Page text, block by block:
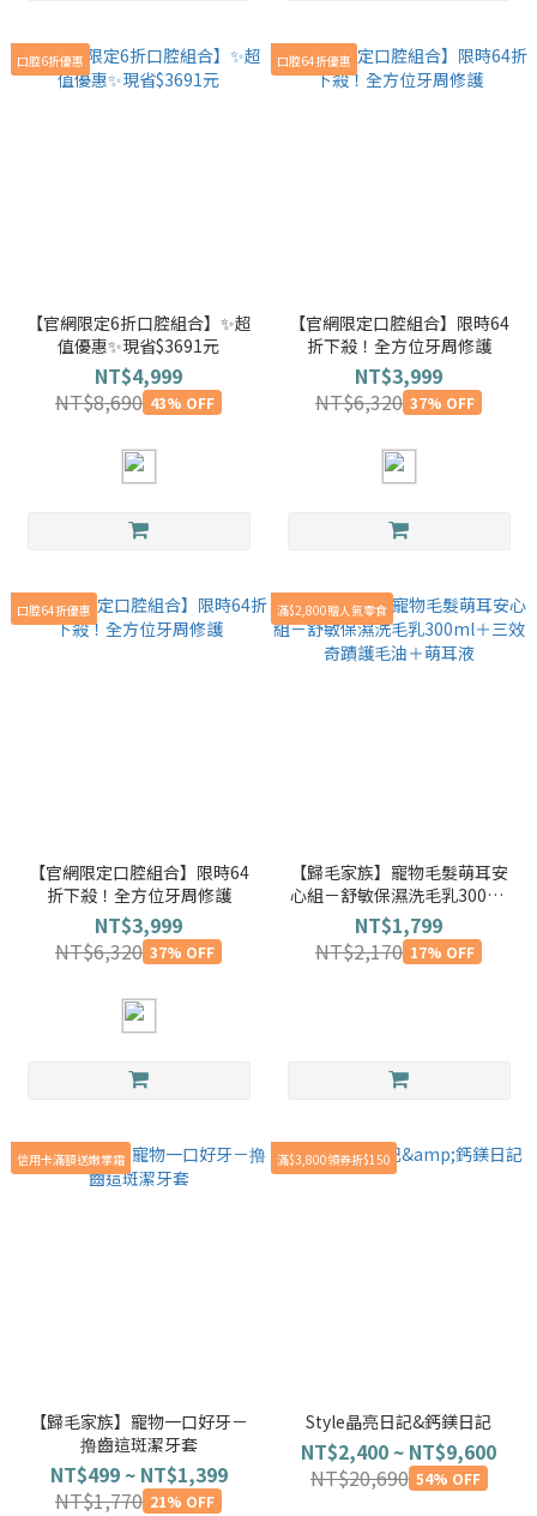
口腔6折優惠
【官網限定6折口腔組合】✨超
值優惠✨現省$3691元
NT$4,999
NT$8,690 43% OFF
口腔64折優惠
【官網限定口腔組合】限時64
折下殺！全方位牙周修護
NT$3,999
NT$6,320 37% OFF
口腔64折優惠
【官網限定口腔組合】限時64
折下殺！全方位牙周修護
NT$3,999
NT$6,320 37% OFF
滿$2,800贈人氣零食
【歸毛家族】寵物毛髮萌耳安
心組－舒敏保濕洗毛乳300ml
＋三效奇蹟護毛油＋萌耳液
NT$1,799
NT$2,170 17% OFF
信用卡滿額送嫩掌霜
【歸毛家族】寵物一口好牙－
撸齒這斑潔牙套
NT$499 ~ NT$1,399
NT$1,770 21% OFF
滿$3,800領券折$150
Style晶亮日記&鈣鎂日記
NT$2,400 ~ NT$9,600
NT$20,690 54% OFF